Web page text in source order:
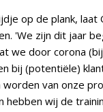
op de plank, laat
'We zijn dit jaar
we door corona
bij (potentiële)
van onze
hebben wij de